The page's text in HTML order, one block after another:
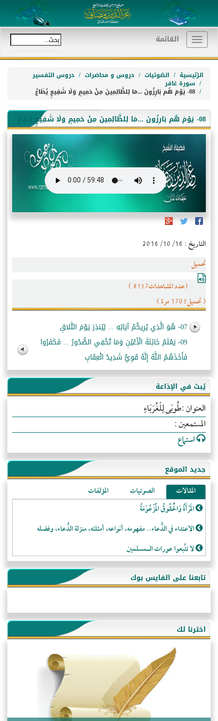
Toggle
navigation
القائمة
الرّئيسية الصّوتيات دروس و محاضرات دروس التفسير
سورة غافر
08- يَوْمَ هُم بَارِزُونَ ...مَا لِلظَّالِمِينَ مِنْ حَمِيمٍ وَلَا شَفِيعٍ يُطَاعُ
08- يَوْمَ هُم بَارِزُونَ ...مَا لِلظَّالِمِينَ مِنْ حَمِيمٍ وَلَا شَفِيعٍ يُطَاعُ
التاريخ : 2016/10/16
تحميل
(عدد المشاهدات8157 )
( تحميل1705 مرة )
07- هُوَ الَّذِي يُرِيكُمْ آيَاتِهِ ... لِيُنذِرَ يَوْمَ التَّلاقِ
09- يَعْلَمُ خَائِنَةَ الْأَعْيُنِ وَمَا تُخْفِي الصُّدُورُ ... فَكَفَرُوا
فَأَخَذَهُمُ اللَّهُ إِنَّهُ قَوِيٌّ شَدِيدُ الْعِقَابِ
يُبث في الإذاعة
العنوان :طُوبَى لِلْغُرَبَاءِ
المستمعين :
استماع
جديد الموقع
المقالات الصوتيات
المؤلفات
المَرْأَةُ وَالْحُقُوقُ الْمَزْعُوَمَةُ
الاعتداء في الدُّعاء.. مفهومه، أنواعه، أمثلته، منزلة الدُّعاء، وفضله
لا تتَّبعوا عورات الـمسلمين
فقه النَّصيحة عند الصَّحابة الكرام رضي الله عنهم
لَا عِزَّةَ إِلَّا بِالإِسْلَامِ
هذه سبيلنا فماذا تنقمون؟!
أُسُـسُ بَـيْـتِ الـمُسْـلِمِ
التَّعْلِيمُ القُرْآنِي
كلمة إلى إخواني السلفيين في الجزائر
تابعنا على الفايس بوك
اخترنا لك